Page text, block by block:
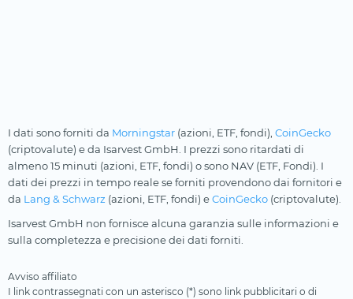
I dati sono forniti da Morningstar (azioni, ETF, fondi), CoinGecko
(criptovalute) e da Isarvest GmbH. I prezzi sono ritardati di
almeno 15 minuti (azioni, ETF, fondi) o sono NAV (ETF, Fondi). I
dati dei prezzi in tempo reale se forniti provendono dai fornitori e
da Lang & Schwarz (azioni, ETF, fondi) eCoinGecko (criptovalute).
Isarvest GmbH non fornisce alcuna garanzia sulle informazioni e
sulla completezza e precisione dei dati forniti.
Avviso affiliato
I link contrassegnati con un asterisco (*) sono link pubblicitari o di